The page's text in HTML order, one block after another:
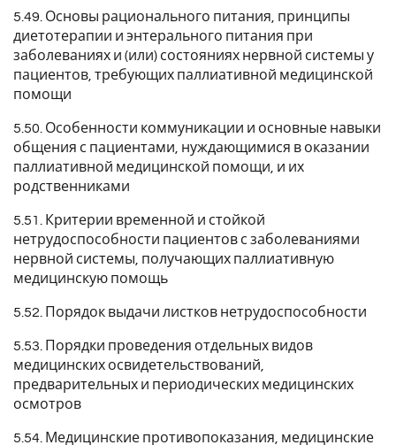
5.49. Основы рационального питания, принципы
диетотерапии и энтерального питания при
заболеваниях и (или) состояниях нервной системы у
пациентов, требующих паллиативной медицинской
помощи
5.50. Особенности коммуникации и основные навыки
общения с пациентами, нуждающимися в оказании
паллиативной медицинской помощи, и их
родственниками
5.51. Критерии временной и стойкой
нетрудоспособности пациентов с заболеваниями
нервной системы, получающих паллиативную
медицинскую помощь
5.52. Порядок выдачи листков нетрудоспособности
5.53. Порядки проведения отдельных видов
медицинских освидетельствований,
предварительных и периодических медицинских
осмотров
5.54. Медицинские противопоказания, медицинские